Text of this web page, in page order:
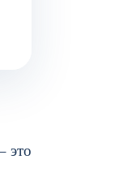
это